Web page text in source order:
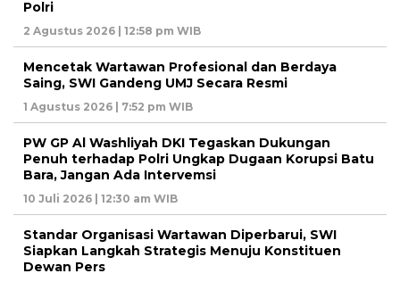
Polri
2 Agustus 2026 | 12:58 pm WIB
Mencetak Wartawan Profesional dan Berdaya
Saing, SWI Gandeng UMJ Secara Resmi
1 Agustus 2026 | 7:52 pm WIB
PW GP Al Washliyah DKI Tegaskan Dukungan
Penuh terhadap Polri Ungkap Dugaan Korupsi Batu
Bara, Jangan Ada Intervemsi
10 Juli 2026 | 12:30 am WIB
Standar Organisasi Wartawan Diperbarui, SWI
Siapkan Langkah Strategis Menuju Konstituen
Dewan Pers